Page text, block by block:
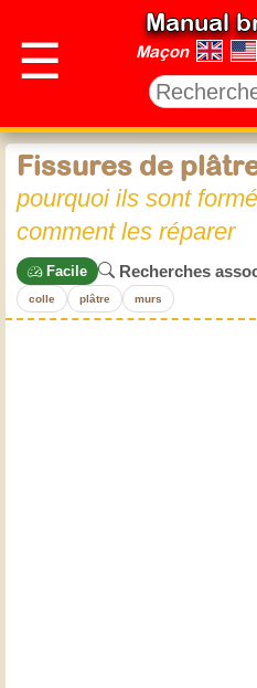
☰
Manual
Maçon
Fissures de
pourquoi ils sont
comment les réparer
Facile Recherches
colle plâtre murs